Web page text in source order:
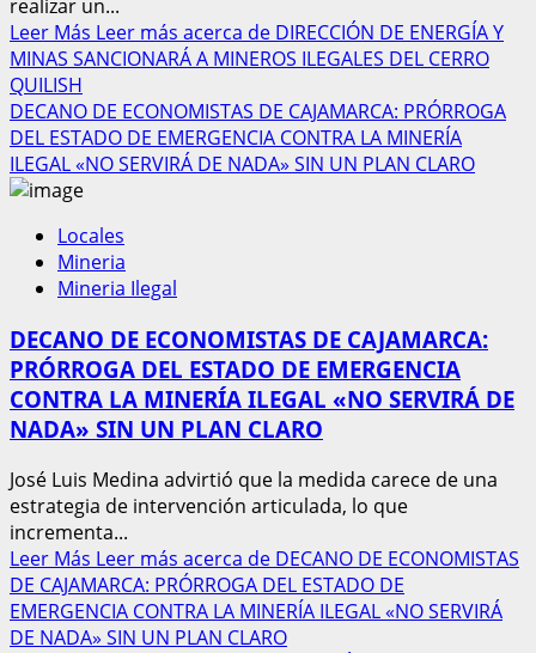
realizar un...
Leer Más Leer más acerca de DIRECCIÓN DE ENERGÍA Y
MINAS SANCIONARÁ A MINEROS ILEGALES DEL CERRO
QUILISH
DECANO DE ECONOMISTAS DE CAJAMARCA: PRÓRROGA
DEL ESTADO DE EMERGENCIA CONTRA LA MINERÍA
ILEGAL «NO SERVIRÁ DE NADA» SIN UN PLAN CLARO
Locales
Mineria
Mineria Ilegal
DECANO DE ECONOMISTAS DE CAJAMARCA:
PRÓRROGA DEL ESTADO DE EMERGENCIA
CONTRA LA MINERÍA ILEGAL «NO SERVIRÁ DE
NADA» SIN UN PLAN CLARO
José Luis Medina advirtió que la medida carece de una
estrategia de intervención articulada, lo que
incrementa...
Leer Más Leer más acerca de DECANO DE ECONOMISTAS
DE CAJAMARCA: PRÓRROGA DEL ESTADO DE
EMERGENCIA CONTRA LA MINERÍA ILEGAL «NO SERVIRÁ
DE NADA» SIN UN PLAN CLARO